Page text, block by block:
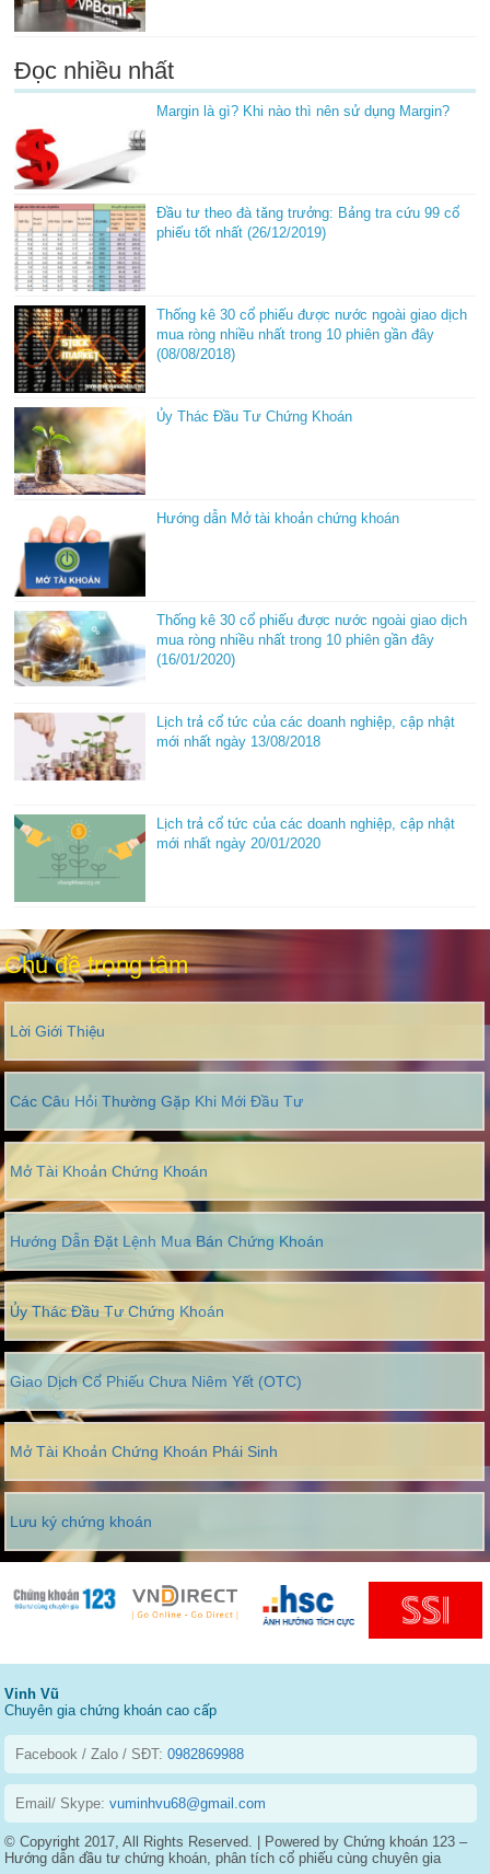
Đọc nhiều nhất
Margin là gì? Khi nào thì nên sử dụng Margin?
Đầu tư theo đà tăng trưởng: Bảng tra cứu 99 cổ
phiếu tốt nhất (26/12/2019)
Thống kê 30 cổ phiếu được nước ngoài giao dịch
mua ròng nhiều nhất trong 10 phiên gần đây
(08/08/2018)
Ủy Thác Đầu Tư Chứng Khoán
Hướng dẫn Mở tài khoản chứng khoán
Thống kê 30 cổ phiếu được nước ngoài giao dịch
mua ròng nhiều nhất trong 10 phiên gần đây
(16/01/2020)
Lịch trả cổ tức của các doanh nghiệp, cập nhật
mới nhất ngày 13/08/2018
Lịch trả cổ tức của các doanh nghiệp, cập nhật
mới nhất ngày 20/01/2020
Chủ đề trọng tâm
Lời Giới Thiệu
Các Câu Hỏi Thường Gặp Khi Mới Đầu Tư
Mở Tài Khoản Chứng Khoán
Hướng Dẫn Đặt Lệnh Mua Bán Chứng Khoán
Ủy Thác Đầu Tư Chứng Khoán
Giao Dịch Cổ Phiếu Chưa Niêm Yết (OTC)
Mở Tài Khoản Chứng Khoán Phái Sinh
Lưu ký chứng khoán
Vinh Vũ
Chuyên gia chứng khoán cao cấp
Facebook / Zalo / SĐT:0982869988
Email/ Skype:vuminhvu68@gmail.com
© Copyright 2017, All Rights Reserved. | Powered by Chứng khoán 123 –
Hướng dẫn đầu tư chứng khoán, phân tích cổ phiếu cùng chuyên gia